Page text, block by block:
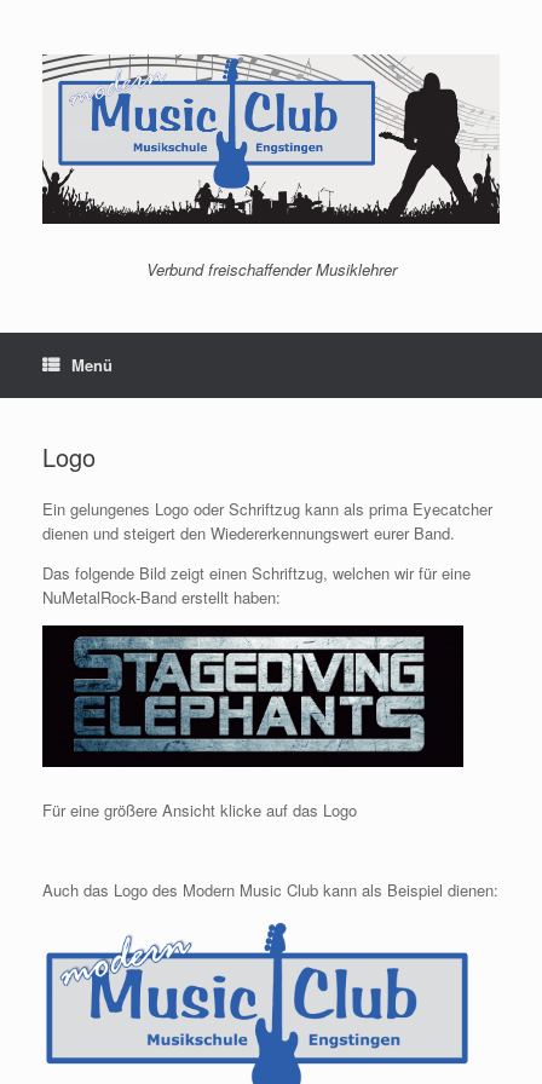
springen
Verbund freischaffender Musiklehrer
Menü
Logo
Ein gelungenes Logo oder Schriftzug kann als prima Eyecatcher
dienen und steigert den Wiedererkennungswert eurer Band.
Das folgende Bild zeigt einen Schriftzug, welchen wir für eine
NuMetalRock-Band erstellt haben:
Für eine größere Ansicht klicke auf das Logo
Auch das Logo des Modern Music Club kann als Beispiel dienen: